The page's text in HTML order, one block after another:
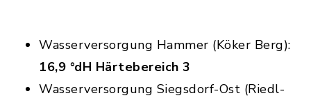
Wasserversorgung Hammer (Köker Berg):
16,9 °dH Härtebereich 3
Wasserversorgung Siegsdorf-Ost (Riedl-